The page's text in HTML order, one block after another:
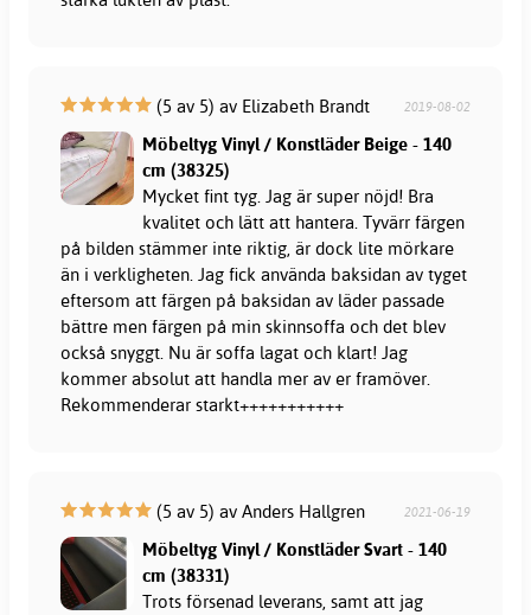
(5 av 5) av Elizabeth Brandt 2019-08-02
Möbeltyg Vinyl / Konstläder Beige - 140
cm (38325)
Mycket fint tyg. Jag är super nöjd! Bra
kvalitet och lätt att hantera. Tyvärr färgen
på bilden stämmer inte riktig, är dock lite mörkare
än i verkligheten. Jag fick använda baksidan av tyget
eftersom att färgen på baksidan av läder passade
bättre men färgen på min skinnsoffa och det blev
också snyggt. Nu är soffa lagat och klart! Jag
kommer absolut att handla mer av er framöver.
Rekommenderar starkt+++++++++++
(5 av 5) av Anders Hallgren 2021-06-19
Möbeltyg Vinyl / Konstläder Svart - 140
cm (38331)
Trots försenad leverans, samt att jag